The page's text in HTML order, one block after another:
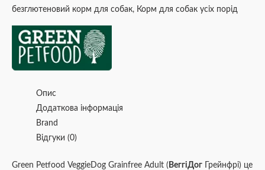
безглютеновий корм для собак, Корм для собак усіх порід
Опис
Додаткова інформація
Brand
Відгуки (0)
Green Petfood VeggieDog Grainfree Adult ( ВеггіДог Грейнфрі) це